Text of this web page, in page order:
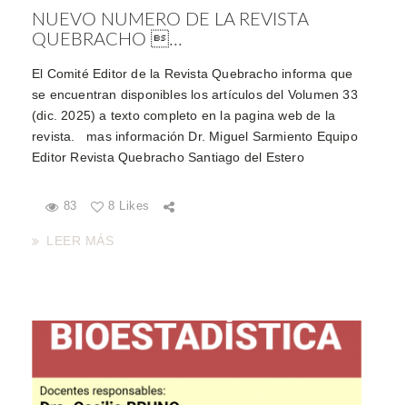
NUEVO NUMERO DE LA REVISTA
QUEBRACHO ...
El Comité Editor de la Revista Quebracho informa que
se encuentran disponibles los artículos del Volumen 33
(dic. 2025) a texto completo en la pagina web de la
revista. mas información Dr. Miguel Sarmiento Equipo
Editor Revista Quebracho Santiago del Estero
83 8 Likes
LEER MÁS